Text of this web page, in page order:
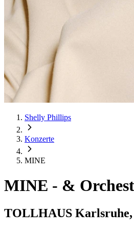
Shelly Phillips
Konzerte
MINE
MINE - &
TOLLHAUS